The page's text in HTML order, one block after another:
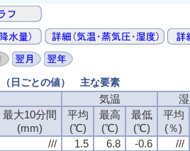
日ごとの値） 主な要素
気温
最大10分間
(mm)
平均
(℃)
最高
(℃)
最低
(℃)
平均
(％)
/// 1.5 6.8 -0.6
///